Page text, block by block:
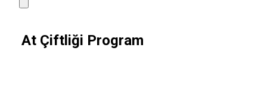
At Çiftliği Program